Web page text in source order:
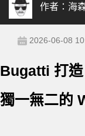
作者： 海
2026-06-08
Bugatti 打
獨一無二的